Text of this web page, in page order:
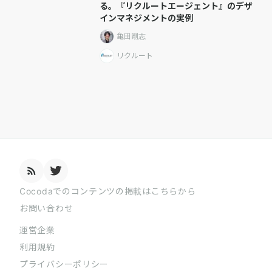
る。『リクルートエージェント』のデザ
インマネジメントの実例
亀田剛志
リクルート
Cocodaでのコンテンツの掲載はこちらから
お問い合わせ
運営企業
利用規約
プライバシーポリシー